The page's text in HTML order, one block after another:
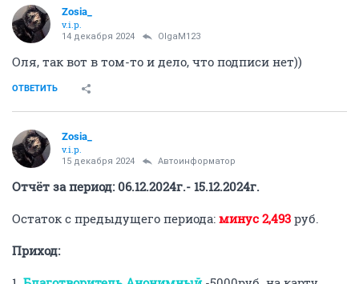
Zosia_
v.i.p.
14 декабря 2024 OlgaM123
Оля, так вот в том-то и дело, что подписи нет))
ОТВЕТИТЬ
Zosia_
v.i.p.
15 декабря 2024 Автоинформатор
Отчёт за период: 06.12.2024г.- 15.12.2024г.
Остаток с предыдущего периода: минус 2,493 руб.
Приход: